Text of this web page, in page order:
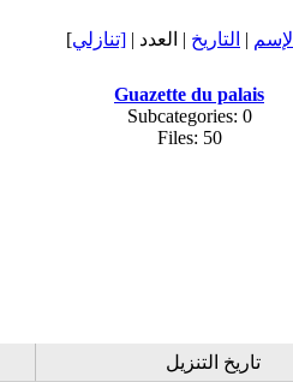
الإسم | التاريخ | العدد | [تنازلي]
Guazette du palais
Subcategories: 0
Files: 50
تاريخ التنزيل